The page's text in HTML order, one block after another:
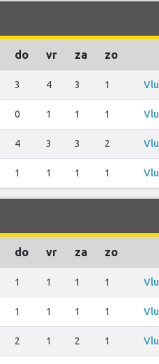
do vr za zo
3 4 3 1
0 1 1 1
4 3 3 2
1 1 1 1
do vr za zo
1 1 1 1
1 1 1 1
2 1 2 1